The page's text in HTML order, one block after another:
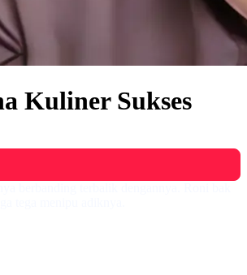
Kuliner Sukses